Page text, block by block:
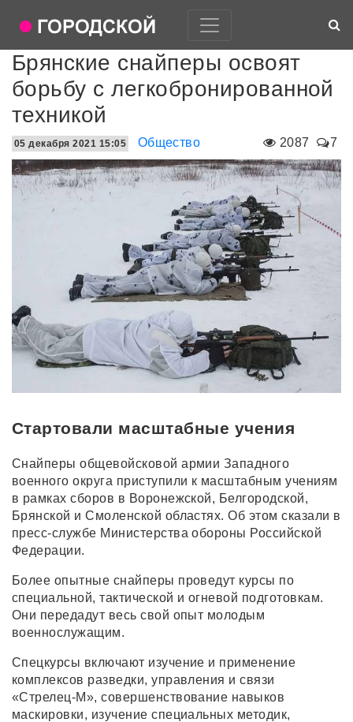
Брянские снайперы освоят
борьбу с легкобронированной
техникой
2087 7
05 декабря 2021 15:05 Общество
Стартовали масштабные учения
Снайперы общевойсковой армии Западного
военного округа приступили к масштабным учениям
в рамках сборов в Воронежской, Белгородской,
Брянской и Смоленской областях. Об этом сказали в
пресс-службе Министерства обороны Российской
Федерации.
Более опытные снайперы проведут курсы по
специальной, тактической и огневой подготовкам.
Они передадут весь свой опыт молодым
военнослужащим.
Спецкурсы включают изучение и применение
комплексов разведки, управления и связи
«Стрелец-М», совершенствование навыков
маскировки, изучение специальных методик,